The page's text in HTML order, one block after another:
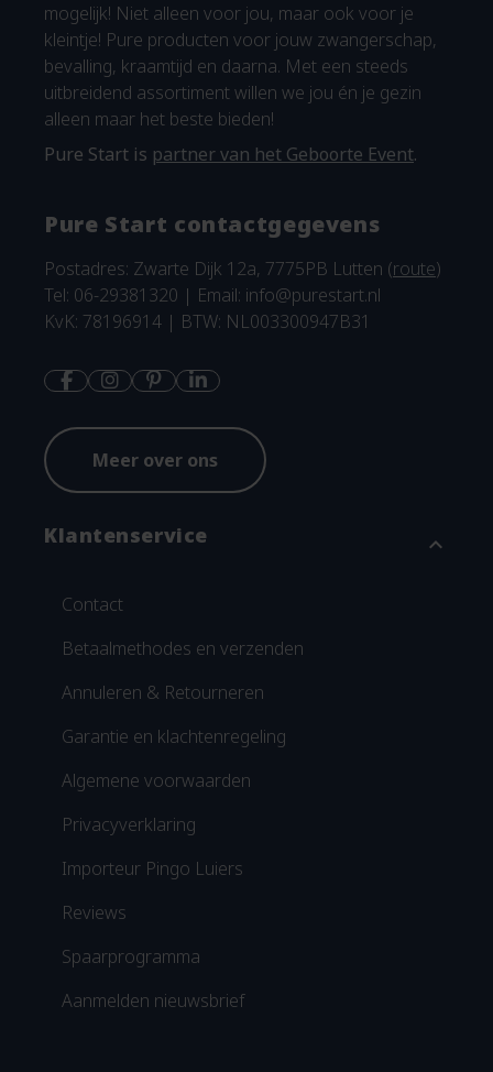
mogelijk! Niet alleen voor jou, maar ook voor je
kleintje! Pure producten voor jouw zwangerschap,
bevalling, kraamtijd en daarna. Met een steeds
uitbreidend assortiment willen we jou én je gezin
alleen maar het beste bieden!
Pure Start is partner van het Geboorte Event.
Pure Start contactgegevens
Postadres: Zwarte Dijk 12a, 7775PB Lutten (route)
Tel: 06-29381320 | Email: info@purestart.nl
KvK: 78196914 | BTW: NL003300947B31
Meer over ons
Klantenservice expand_more
Contact
Betaalmethodes en verzenden
Annuleren & Retourneren
Garantie en klachtenregeling
Algemene voorwaarden
Privacyverklaring
Importeur Pingo Luiers
Reviews
Spaarprogramma
Aanmelden nieuwsbrief